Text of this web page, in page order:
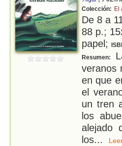
Colección: El
De 8 a
88 p.;
papel;
Resumen:
veranos
en que
el
un tren
los
alejado
los...